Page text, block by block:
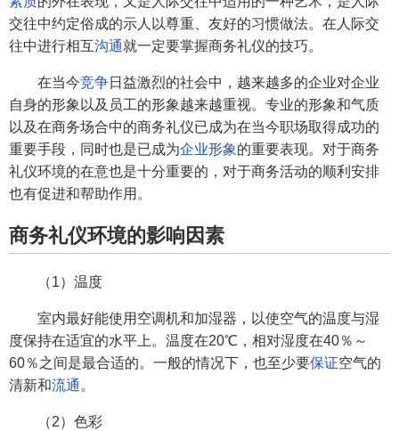
交往中约定俗成的示人以尊重、友好的习惯做法。在人际交
往中进行相互沟通就一定要掌握商务礼仪的技巧。
在当今竞争日益激烈的社会中，越来越多的企业对企业
自身的形象以及员工的形象越来越重视。专业的形象和气质
以及在商务场合中的商务礼仪已成为在当今职场取得成功的
重要手段，同时也是已成为企业形象的重要表现。对于商务
礼仪环境的在意也是十分重要的，对于商务活动的顺利安排
也有促进和帮助作用。
商务礼仪环境的影响因素
（1）温度
室内最好能使用空调机和加湿器，以使空气的温度与湿
度保持在适宜的水平上。温度在20℃，相对湿度在40％～
60％之间是最合适的。一般的情况下，也至少要保证空气的
清新和流通 。
（2）色彩